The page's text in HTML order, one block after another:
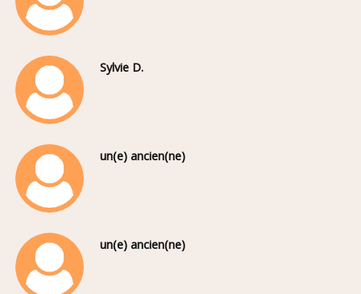
Sylvie D.
un(e) ancien(ne)
un(e) ancien(ne)